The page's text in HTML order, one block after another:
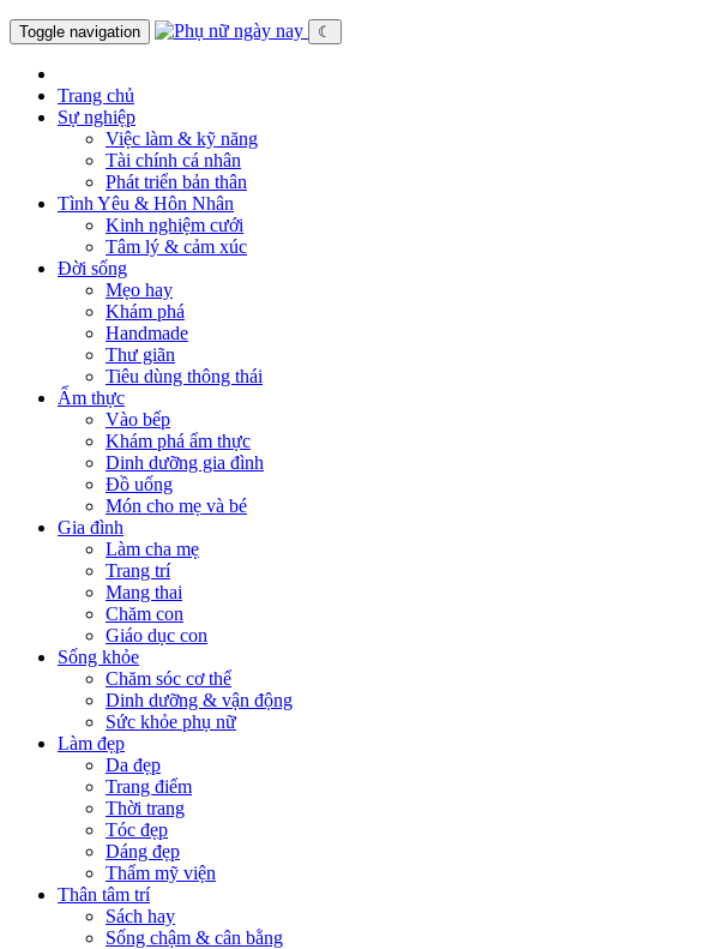
Toggle navigation ☾
Trang chủ
Sự nghiệp
Việc làm & kỹ năng
Tài chính cá nhân
Phát triển bản thân
Tình Yêu & Hôn Nhân
Kinh nghiệm cưới
Tâm lý & cảm xúc
Đời sống
Mẹo hay
Khám phá
Handmade
Thư giãn
Tiêu dùng thông thái
Ẩm thực
Vào bếp
Khám phá ẩm thực
Dinh dưỡng gia đình
Đồ uống
Món cho mẹ và bé
Gia đình
Làm cha mẹ
Trang trí
Mang thai
Chăm con
Giáo dục con
Sống khỏe
Chăm sóc cơ thể
Dinh dưỡng & vận động
Sức khỏe phụ nữ
Làm đẹp
Da đẹp
Trang điểm
Thời trang
Tóc đẹp
Dáng đẹp
Thẩm mỹ viện
Thân tâm trí
Sách hay
Sống chậm & cân bằng